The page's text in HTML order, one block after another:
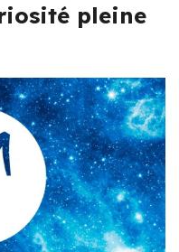
pleine